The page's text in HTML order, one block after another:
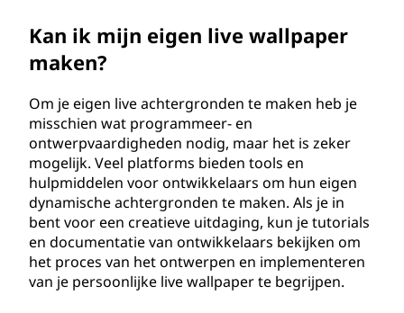
Kan ik mijn eigen live wallpaper
maken?
Om je eigen live achtergronden te maken heb je
misschien wat programmeer- en
ontwerpvaardigheden nodig, maar het is zeker
mogelijk. Veel platforms bieden tools en
hulpmiddelen voor ontwikkelaars om hun eigen
dynamische achtergronden te maken. Als je in
bent voor een creatieve uitdaging, kun je tutorials
en documentatie van ontwikkelaars bekijken om
het proces van het ontwerpen en implementeren
van je persoonlijke live wallpaper te begrijpen.